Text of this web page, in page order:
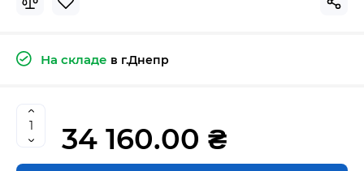
На складе в г.Днепр
34 160.00 ₴